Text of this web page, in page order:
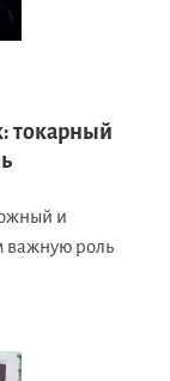
токарный
и
важную роль